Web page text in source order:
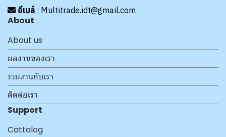
อีเมล์ : Multitrade.idt@gmail.com
About
About us
ผลงานของเรา
ร่วมงานกับเรา
ติดต่อเรา
Support
Cattalog